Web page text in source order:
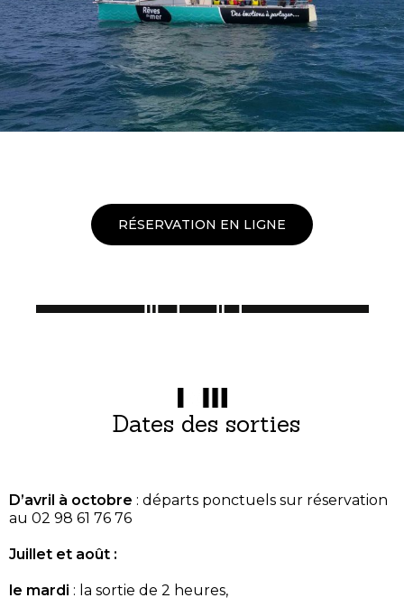
RÉSERVATION EN LIGNE
Dates des sorties
D’avril à octobre : départs ponctuels sur réservation
au 02 98 61 76 76
Juillet et août :
le mardi : la sortie de 2 heures,